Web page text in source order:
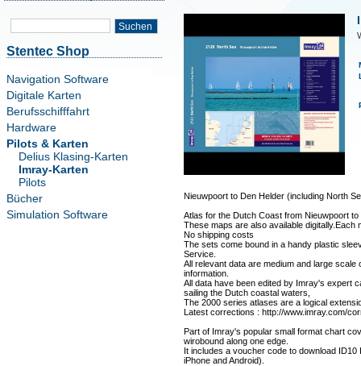
Suchen
Stentec Shop
Navigation Software
Digitale Karten
Berufsschifffahrt
Hardware
Pilots & Karten
Delius Klasing-Karten
Imray-Karten
Pilots
Bücher
Simulation Software
Nieuwpoort to Den Helder (including North
Atlas for the Dutch Coast from Nieuwpoort
These maps are also available
No shipping costs
The sets come bound in a handy plastic
Service.
All relevant data are medium and large
information.
All data have been edited by Imray's expert
sailing the Dutch coastal waters,
The 2000 series atlases are a logical
Latest corrections : http://www.imray.com/
Part of Imray's popular small format chart
wirobound along one edge.
It includes a voucher code to download
iPhone and Android).